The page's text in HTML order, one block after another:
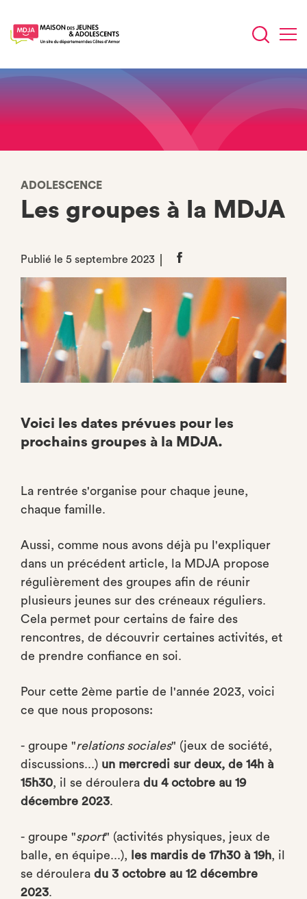
Aller
ADOLESCENCE
Les groupes à la MDJA
Publié le 5 septembre 2023
Partager
Facebook
Voici les dates prévues pour les
prochains groupes à la MDJA.
La rentrée s'organise pour chaque jeune,
chaque famille.
Aussi, comme nous avons déjà pu l'expliquer
dans un précédent article, la MDJA propose
régulièrement des groupes afin de réunir
plusieurs jeunes sur des créneaux réguliers.
Cela permet pour certains de faire des
rencontres, de découvrir certaines activités, et
de prendre confiance en soi.
Pour cette 2ème partie de l'année 2023, voici
ce que nous proposons:
- groupe "relations sociales" (jeux de société,
discussions...) un mercredi sur deux, de 14h à
15h30, il se déroulera du 4 octobre au 19
décembre 2023.
- groupe "sport" (activités physiques, jeux de
balle, en équipe...),
les mardis de 17h30 à 19h, il
se déroulera du 3 octobre au 12 décembre
2023.